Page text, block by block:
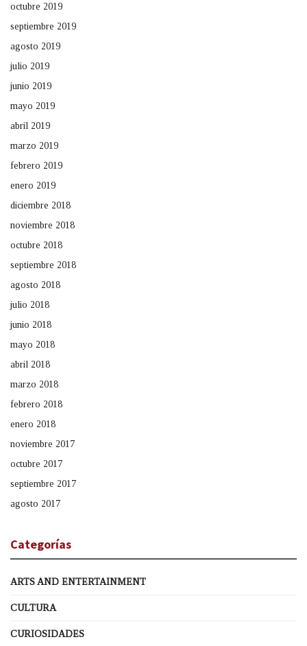
octubre 2019
septiembre 2019
agosto 2019
julio 2019
junio 2019
mayo 2019
abril 2019
marzo 2019
febrero 2019
enero 2019
diciembre 2018
noviembre 2018
octubre 2018
septiembre 2018
agosto 2018
julio 2018
junio 2018
mayo 2018
abril 2018
marzo 2018
febrero 2018
enero 2018
noviembre 2017
octubre 2017
septiembre 2017
agosto 2017
Categorías
ARTS AND ENTERTAINMENT
CULTURA
CURIOSIDADES